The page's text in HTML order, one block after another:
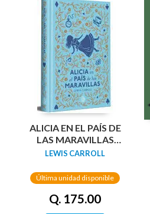
ALICIA EN EL PAÍS DE
LAS MARAVILLAS
(EDICIÓN LIMITADA
PINTADOS)
LEWIS CARROLL
Última unidad disponible
Q. 175.00